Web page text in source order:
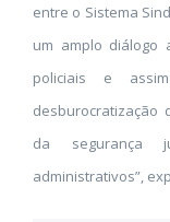
entre o Sistema
um amplo diálogo
policiais e
desburocratização
da segurança
administrativos”,